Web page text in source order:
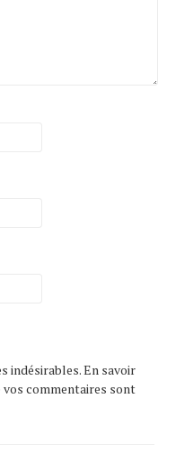
indésirables.En savoir
commentaires sont